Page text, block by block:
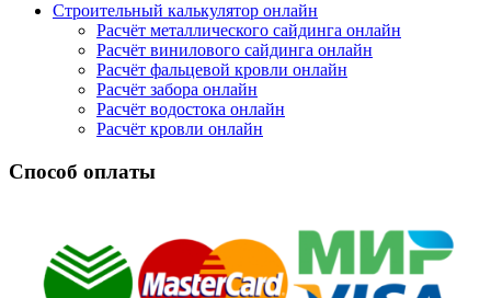
Строительный калькулятор онлайн
Расчёт металлического сайдинга онлайн
Расчёт винилового сайдинга онлайн
Расчёт фальцевой кровли онлайн
Расчёт забора онлайн
Расчёт водостока онлайн
Расчёт кровли онлайн
Способ оплаты